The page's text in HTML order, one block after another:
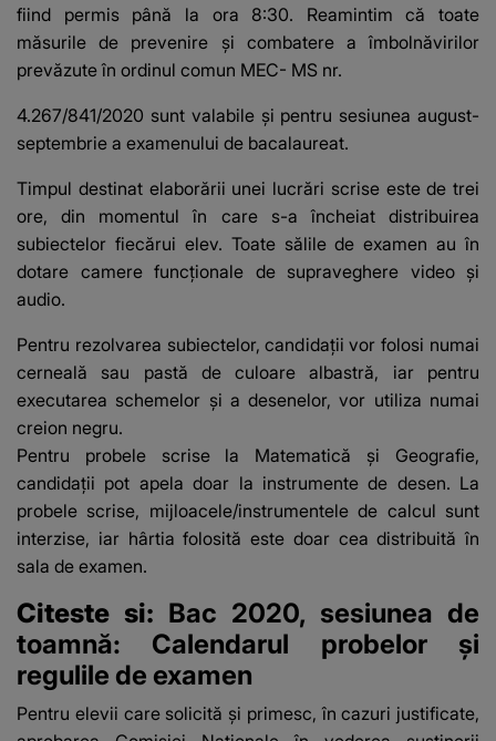
fiind permis până la ora 8:30. Reamintim că toate
măsurile de prevenire și combatere a îmbolnăvirilor
prevăzute în ordinul comun MEC- MS nr.
4.267/841/2020 sunt valabile și pentru sesiunea august-
septembrie a examenului de bacalaureat.
Timpul destinat elaborării unei lucrări scrise este de trei
ore, din momentul în care s-a încheiat distribuirea
subiectelor fiecărui elev. Toate sălile de examen au în
dotare camere funcționale de supraveghere video și
audio.
Pentru rezolvarea subiectelor, candidații vor folosi numai
cerneală sau pastă de culoare albastră, iar pentru
executarea schemelor și a desenelor, vor utiliza numai
creion negru.
Pentru probele scrise la Matematică și Geografie,
candidații pot apela doar la instrumente de desen. La
probele scrise, mijloacele/instrumentele de calcul sunt
interzise, iar hârtia folosită este doar cea distribuită în
sala de examen.
Citeste si: Bac 2020, sesiunea de
toamnă: Calendarul probelor și
regulile de examen
Pentru elevii care solicită și primesc, în cazuri justificate,